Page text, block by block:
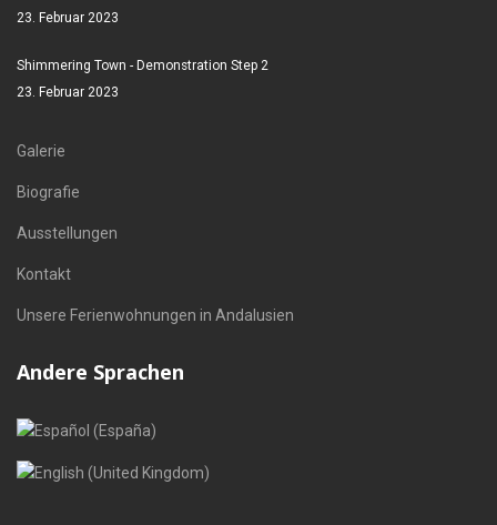
23. Februar 2023
Shimmering Town - Demonstration Step 2
23. Februar 2023
Galerie
Biografie
Ausstellungen
Kontakt
Unsere Ferienwohnungen in Andalusien
Andere Sprachen
Sprache auswählen